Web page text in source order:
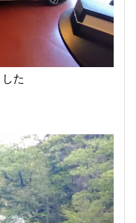
た